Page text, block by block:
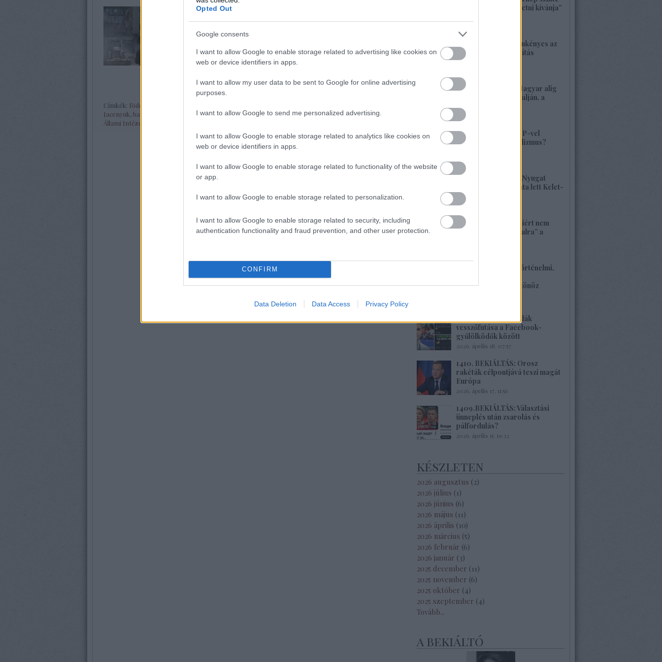
Opted Out
Google consents
I want to allow Google to enable storage related to advertising like cookies on
web or device identifiers in apps.
I want to allow my user data to be sent to Google for online advertising
purposes.
I want to allow Google to send me personalized advertising.
I want to allow Google to enable storage related to analytics like cookies on
web or device identifiers in apps.
I want to allow Google to enable storage related to functionality of the website
or app.
I want to allow Google to enable storage related to personalization.
I want to allow Google to enable storage related to security, including
authentication functionality and fraud prevention, and other user protection.
CONFIRM
Data Deletion Data Access Privacy Policy
Ukrán és orosz szakértők szerint a föderalizációs törvény
elfogadásával évekig tartó alkudozás kezdődhet. Julia
Timosenko megalázónak és árulónak nevezte a Rada döntését.
Immár a Magyar Távirati Iroda is kiadta a hírt, hogy
csütörtökön Petro Porosenko ukrán…
Címkék: föderáció
Jacenyuk banderista , Porosenko,Kommerszant,Nemzetközi Kapcsolatok Moszkvai
Állami Intézete (MGIMO)
bárkit követ, aki vezetni kívánja”
1417. BEKIÁLTÁS: Önkényes az
alaptörvény-módosítás
2026. május 21. 12:45
1416. BEKIÁLTÁS: Magyar alig
volt, alig van Kárpátalján, a
veszély összetett!
2026. május 17. 22:04
1415. BEKIÁLTÁS: MP-vel
visszatérne a szocializmus?
2026. május 10. 12:25
1414. BEKIÁLTÁS: A Nyugat
hulladékának lerakata lett Kelet-
Európa
2026. május 09. 11:36
1413. BEKIÁLTÁS: Miért nem
szavaznak a „baloldalra” a
1412. BEKIÁLTÁS: Történelmi,
szembenézésre ösztönöz
1411.BEKIÁLTÁS: Milák
vesszőfutása a Facebook-
gyűlölködők között
2026. április 18. 07:57
1410. BEKIÁLTÁS: Orosz
rakéták célpontjává teszi magát
Európa
2026. április 17. 11:56
1409.BEKIÁLTÁS: Választási
ünneplés után zsarolás és
pálfordulás?
2026. április 15. 19:32
készleten
2026 augusztus (2)
2026 július ( 1)
2026 június (6)
2026 május ( 11)
2026 április ( 10)
2026 március (5)
2026 február (6)
2026 január ( 3)
2025 december ( 11)
2025 november (6)
2025 október (4)
2025 szeptember (4)
Tovább...
a bekiáltó